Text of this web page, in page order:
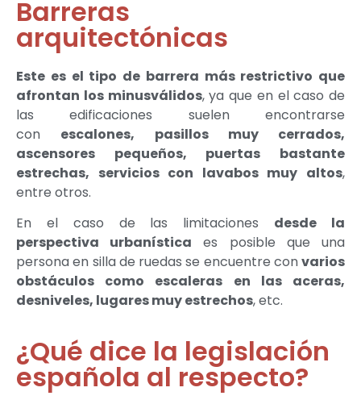
Barreras
arquitectónicas
Este es el tipo de barrera más restrictivo que
afrontan los minusválidos, ya que en el caso de
las edificaciones suelen encontrarse
con escalones, pasillos muy cerrados,
ascensores pequeños, puertas bastante
estrechas, servicios con lavabos muy altos,
entre otros.
En el caso de las limitaciones desde la
perspectiva urbanística es posible que una
persona en silla de ruedas se encuentre convarios
obstáculos como escaleras en las aceras,
desniveles, lugares muy estrechos, etc.
¿Qué dice la legislación
española al respecto?